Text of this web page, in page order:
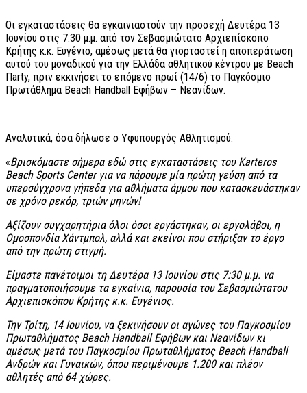
Οι εγκαταστάσεις θα εγκαινιαστούν την προσεχή Δευτέρα 13
Ιουνίου στις 7.30 μ.μ. από τον Σεβασμιώτατο Αρχιεπίσκοπο
Κρήτης κ.κ. Ευγένιο, αμέσως μετά θα γιορταστεί η αποπεράτωση
αυτού του μοναδικού για την Ελλάδα αθλητικού κέντρου με Beach
Πarty, πριν εκκινήσει το επόμενο πρωί (14/6) το Παγκόσμιο
Πρωτάθλημα Beach Handball Εφήβων – Νεανίδων.
Αναλυτικά, όσα δήλωσε ο Υφυπουργός Αθλητισμού:
«Βρισκόμαστε σήμερα εδώ στις εγκαταστάσεις του Karteros
Beach Sports Center για να πάρουμε μία πρώτη γεύση από τα
υπερσύγχρονα γήπεδα για αθλήματα άμμου που κατασκευάστηκαν
σε χρόνο ρεκόρ, τριών μηνών!
Αξίζουν συγχαρητήρια όλοι όσοι εργάστηκαν, οι εργολάβοι, η
Ομοσπονδία Xάντμπολ, αλλά και εκείνοι που στήριξαν το έργο
από την πρώτη στιγμή.
Είμαστε πανέτοιμοι τη Δευτέρα 13 Ιουνίου στις 7:30 μ.μ. να
πραγματοποιήσουμε τα εγκαίνια, παρουσία του Σεβασμιώτατου
Αρχιεπισκόπου Κρήτης κ.κ. Ευγένιος.
Την Τρίτη, 14 Ιουνίου, να ξεκινήσουν οι αγώνες του Παγκοσμίου
Πρωταθλήματος Beach Handball Εφήβων και Νεανίδων κι
αμέσως μετά του Παγκοσμίου Πρωταθλήματος Beach Handball
Ανδρών και Γυναικών, όπου περιμένουμε 1.200 και πλέον
αθλητές από 64 χώρες.